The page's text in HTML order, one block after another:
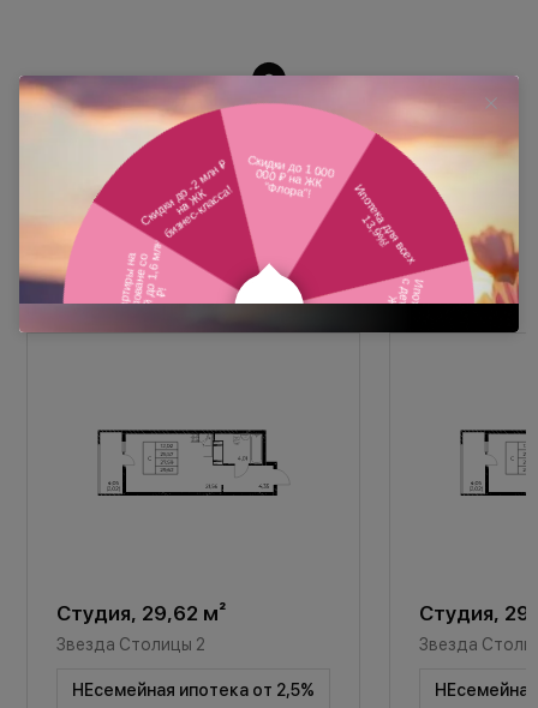
Похожие планировки
Студия, 29,62 м²
Звезда Столицы 2
НЕсемейная ипотека от 2,5%
Студия,
Звезда